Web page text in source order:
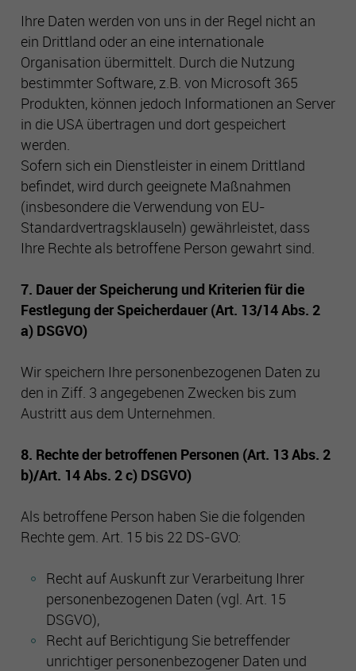
Ihre Daten werden von uns in der Regel nicht an
ein Drittland oder an eine internationale
Organisation übermittelt. Durch die Nutzung
bestimmter Software, z.B. von Microsoft 365
Produkten, können jedoch Informationen an Server
in die USA übertragen und dort gespeichert
werden.
Sofern sich ein Dienstleister in einem Drittland
befindet, wird durch geeignete Maßnahmen
(insbesondere die Verwendung von EU-
Standardvertragsklauseln) gewährleistet, dass
Ihre Rechte als betroffene Person gewahrt sind.
7. Dauer der Speicherung und Kriterien für die
Festlegung der Speicherdauer (Art. 13/14 Abs. 2
a) DSGVO)
Wir speichern Ihre personenbezogenen Daten zu
den in Ziff. 3 angegebenen Zwecken bis zum
Austritt aus dem Unternehmen.
8. Rechte der betroffenen Personen (Art. 13 Abs. 2
b)/Art. 14 Abs. 2 c) DSGVO)
Als betroffene Person haben Sie die folgenden
Rechte gem. Art. 15 bis 22 DS-GVO:
Recht auf Auskunft zur Verarbeitung Ihrer
personenbezogenen Daten (vgl. Art. 15
DSGVO),
Recht auf Berichtigung Sie betreffender
unrichtiger personenbezogener Daten und